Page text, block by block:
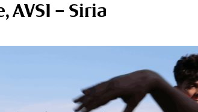
AVSI – Siria